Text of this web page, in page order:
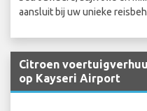
aansluit bij uw unieke
Citroen
op Kayseri Airport